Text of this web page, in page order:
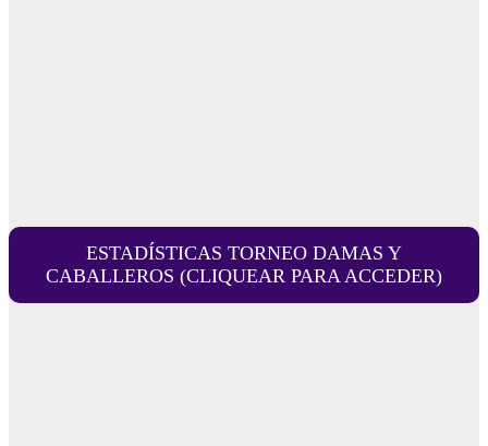
ESTADÍSTICAS TORNEO DAMAS Y
CABALLEROS (CLIQUEAR PARA ACCEDER)